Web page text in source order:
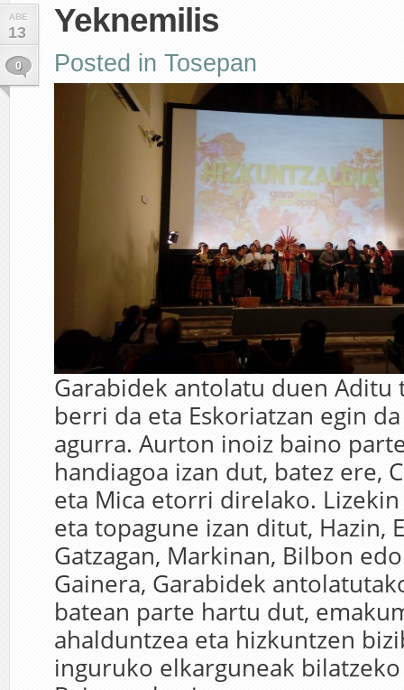
ABE
13
0
Yeknemilis
Posted in Tosepan
Garabidek antolatu duen Aditu
berri da eta Eskoriatzan egin
agurra. Aurton inoiz baino
handiagoa izan dut, batez ere,
eta Mica etorri direlako.
eta topagune izan ditut, Hazin,
Gatzagan, Markinan, Bilbon
Gainera, Garabidek
batean parte hartu dut,
ahalduntzea eta hizkuntzen
inguruko elkarguneak